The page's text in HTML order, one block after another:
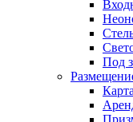
Под